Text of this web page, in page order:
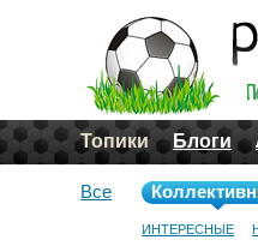
Топики Блоги
Все
ИНТЕРЕСНЫЕ